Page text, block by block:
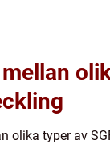
olika typer av